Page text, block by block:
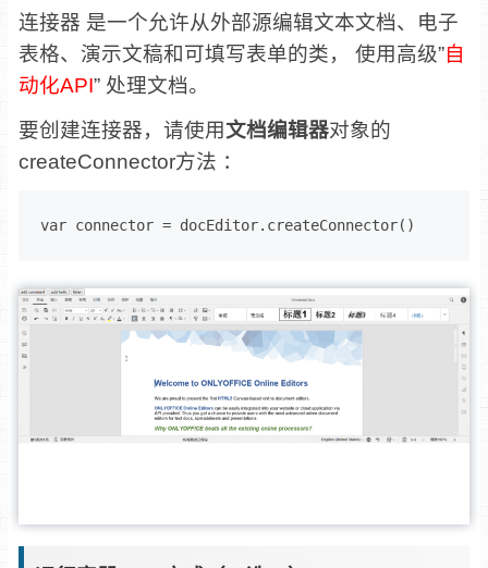
连接器 是一个允许从外部源编辑文本文档、电子
表格、演示文稿和可填写表单的类， 使用高级”自
动化API” 处理文档。
要创建连接器，请使用文档编辑器对象的
createConnector方法 ：
var connector = docEditor.createConnector()